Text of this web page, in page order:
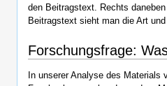
den Beitragstext. Rechts
Beitragstext sieht man die Art
Forschungsfrage:
In unserer Analyse des Materials